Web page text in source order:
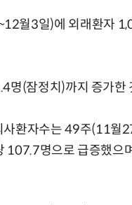
월3일)에 외래환자
(잠정치)까지 증가한
사환자수는 49주(11
명으로 급증했